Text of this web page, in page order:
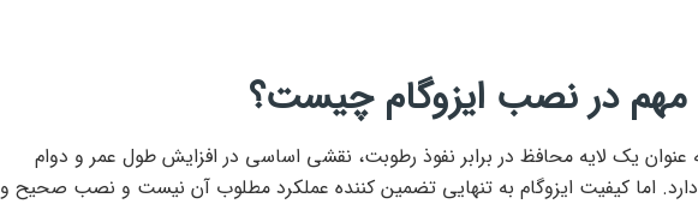
مهم در نصب ایزوگام چیست؟
عنوان یک لایه محافظ در برابر نفوذ رطوبت، نقشی اساسی در افزایش طول عمر و دوام
اما کیفیت ایزوگام به تنهایی تضمین کننده عملکرد مطلوب آن نیست و نصب صحیح و